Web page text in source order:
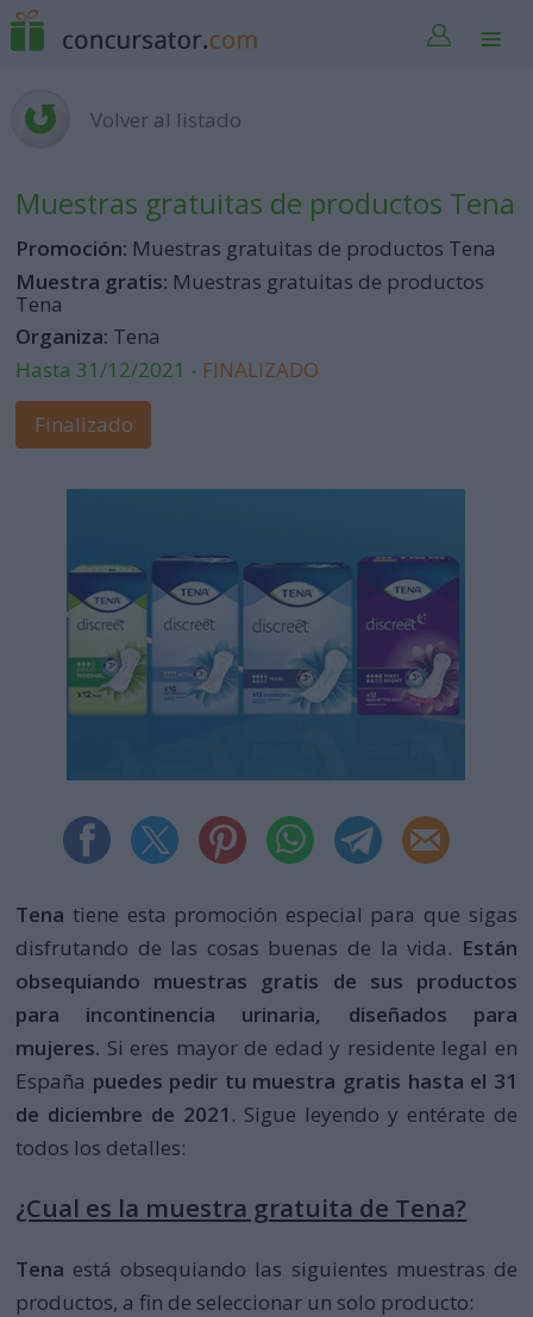
Volver al listado
Muestras gratuitas de productos Tena
Promoción: Muestras gratuitas de productos Tena
Muestra gratis: Muestras gratuitas de productos
Tena
Organiza: Tena
Hasta 31/12/2021 - FINALIZADO
Finalizado
Tena tiene esta promoción especial para que sigas
disfrutando de las cosas buenas de la vida. Están
obsequiando muestras gratis de sus productos
para incontinencia urinaria, diseñados para
mujeres. Si eres mayor de edad y residente legal en
España puedes pedir tu muestra gratis hasta el 31
de diciembre de 2021 . Sigue leyendo y entérate de
todos los detalles:
¿Cual es la muestra gratuita de Tena?
Tena está obsequiando las siguientes muestras de
productos, a fin de seleccionar un solo producto: